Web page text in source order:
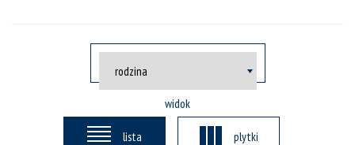
widok
lista plytki